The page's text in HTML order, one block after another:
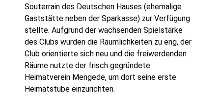
Souterrain des Deutschen Hauses (ehemalige
Gaststätte neben der Sparkasse) zur Verfügung
stellte. Aufgrund der wachsenden Spielstärke
des Clubs wurden die Räumlichkeiten zu eng, der
Club orientierte sich neu und die freiwerdenden
Räume nutzte der frisch gegründete
Heimatverein Mengede, um dort seine erste
Heimatstube einzurichten.